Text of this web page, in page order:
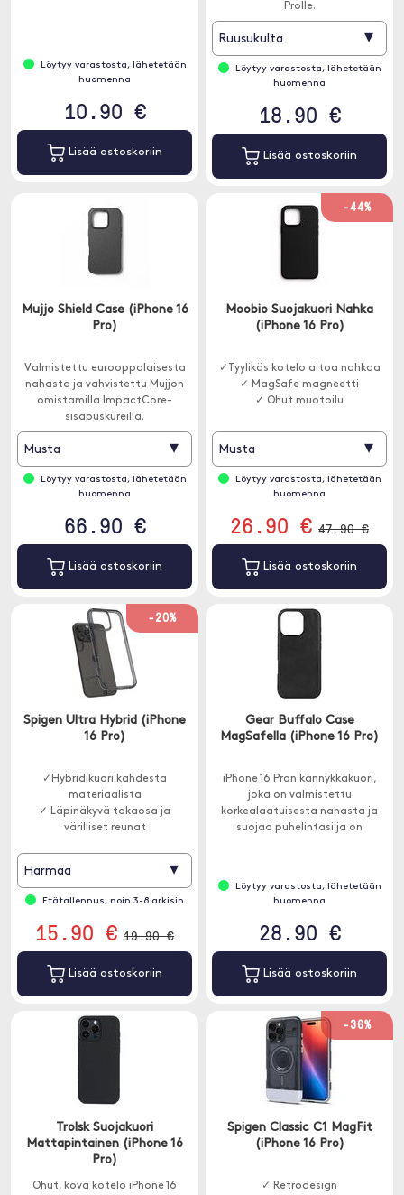
Löytyy varastosta, lähetetään
huomenna
10.90 €
Lisää ostoskoriin
Prolle.
Ruusukulta ▾
Löytyy varastosta, lähetetään
huomenna
18.90 €
Lisää ostoskoriin
Mujjo Shield Case (iPhone 16
Pro)
Valmistettu eurooppalaisesta
nahasta ja vahvistettu Mujjon
omistamilla ImpactCore-
sisäpuskureilla.
Musta ▾
Löytyy varastosta, lähetetään
huomenna
66.90 €
Lisää ostoskoriin
-44%
Moobio Suojakuori Nahka
(iPhone 16 Pro)
✓Tyylikäs kotelo aitoa nahkaa
✓ MagSafe magneetti
✓ Ohut muotoilu
Musta ▾
Löytyy varastosta, lähetetään
huomenna
26.90 € 47.90 €
Lisää ostoskoriin
-20%
Spigen Ultra Hybrid (iPhone
16 Pro)
✓Hybridikuori kahdesta
materiaalista
✓ Läpinäkyvä takaosa ja
värilliset reunat
Harmaa ▾
Etätallennus, noin 3-8 arkisin
15.90 € 19.90 €
Lisää ostoskoriin
Gear Buffalo Case
MagSafella (iPhone 16 Pro)
iPhone 16 Pron kännykkäkuori,
joka on valmistettu
korkealaatuisesta nahasta ja
suojaa puhelintasi ja on
Löytyy varastosta, lähetetään
huomenna
28.90 €
Lisää ostoskoriin
Trolsk Suojakuori
Mattapintainen (iPhone 16
Pro)
Ohut, kova kotelo iPhone 16
-36%
Spigen Classic C1 MagFit
(iPhone 16 Pro)
✓ Retrodesign